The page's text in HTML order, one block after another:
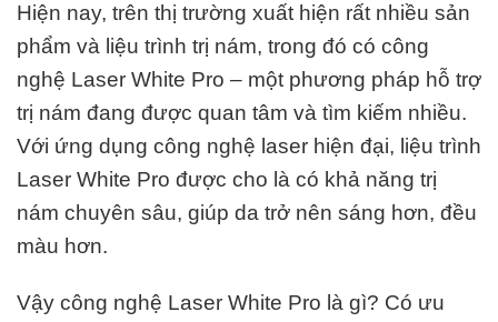
Hiện nay, trên thị trường xuất hiện rất nhiều sản
phẩm và liệu trình trị nám, trong đó có công
nghệ Laser White Pro – một phương pháp hỗ trợ
trị nám đang được quan tâm và tìm kiếm nhiều.
Với ứng dụng công nghệ laser hiện đại, liệu trình
Laser White Pro được cho là có khả năng trị
nám chuyên sâu, giúp da trở nên sáng hơn, đều
màu hơn.
Vậy công nghệ Laser White Pro là gì? Có ưu